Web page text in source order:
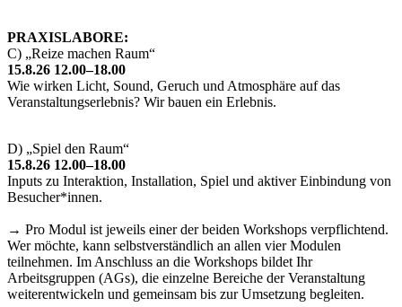
PRAXISLABORE:
C) „Reize machen Raum“
15.8.26 12.00–18.00
Wie wirken Licht, Sound, Geruch und Atmosphäre auf das
Veranstaltungserlebnis? Wir bauen ein Erlebnis.
D) „Spiel den Raum“
15.8.26 12.00–18.00
Inputs zu Interaktion, Installation, Spiel und aktiver Einbindung von
Besucher*innen.
→ Pro Modul ist jeweils einer der beiden Workshops verpflichtend.
Wer möchte, kann selbstverständlich an allen vier Modulen
teilnehmen. Im Anschluss an die Workshops bildet Ihr
Arbeitsgruppen (AGs), die einzelne Bereiche der Veranstaltung
weiterentwickeln und gemeinsam bis zur Umsetzung begleiten.